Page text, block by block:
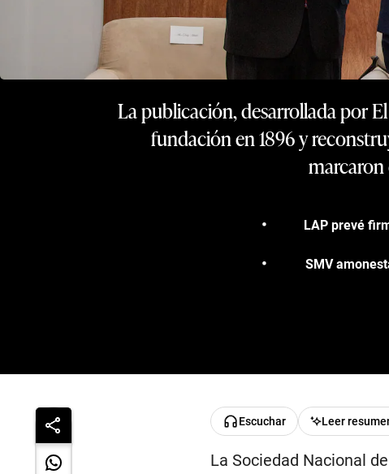
La publicación, desarrollada por
fundación en 1896 y
marcaron
LAP prevé
SMV
Escuchar Leer
La Sociedad Nacional